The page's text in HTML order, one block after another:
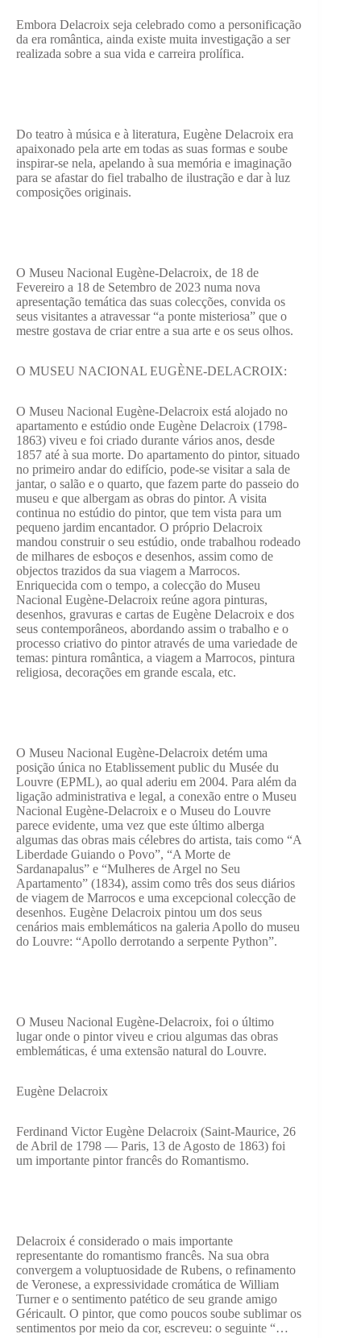
Embora Delacroix seja celebrado como a personificação
da era romântica, ainda existe muita investigação a ser
realizada sobre a sua vida e carreira prolífica.
Do teatro à música e à literatura, Eugène Delacroix era
apaixonado pela arte em todas as suas formas e soube
inspirar-se nela, apelando à sua memória e imaginação
para se afastar do fiel trabalho de ilustração e dar à luz
composições originais.
O Museu Nacional Eugène-Delacroix, de 18 de
Fevereiro a 18 de Setembro de 2023 numa nova
apresentação temática das suas colecções, convida os
seus visitantes a atravessar “a ponte misteriosa” que o
mestre gostava de criar entre a sua arte e os seus olhos.
O MUSEU NACIONAL EUGÈNE-DELACROIX:
O Museu Nacional Eugène-Delacroix está alojado no
apartamento e estúdio onde Eugène Delacroix (1798-
1863) viveu e foi criado durante vários anos, desde
1857 até à sua morte. Do apartamento do pintor, situado
no primeiro andar do edifício, pode-se visitar a sala de
jantar, o salão e o quarto, que fazem parte do passeio do
museu e que albergam as obras do pintor. A visita
continua no estúdio do pintor, que tem vista para um
pequeno jardim encantador. O próprio Delacroix
mandou construir o seu estúdio, onde trabalhou rodeado
de milhares de esboços e desenhos, assim como de
objectos trazidos da sua viagem a Marrocos.
Enriquecida com o tempo, a colecção do Museu
Nacional Eugène-Delacroix reúne agora pinturas,
desenhos, gravuras e cartas de Eugène Delacroix e dos
seus contemporâneos, abordando assim o trabalho e o
processo criativo do pintor através de uma variedade de
temas: pintura romântica, a viagem a Marrocos, pintura
religiosa, decorações em grande escala, etc.
O Museu Nacional Eugène-Delacroix detém uma
posição única no Etablissement public du Musée du
Louvre (EPML), ao qual aderiu em 2004. Para além da
ligação administrativa e legal, a conexão entre o Museu
Nacional Eugène-Delacroix e o Museu do Louvre
parece evidente, uma vez que este último alberga
algumas das obras mais célebres do artista, tais como “A
Liberdade Guiando o Povo”, “A Morte de
Sardanapalus” e “Mulheres de Argel no Seu
Apartamento” (1834), assim como três dos seus diários
de viagem de Marrocos e uma excepcional colecção de
desenhos. Eugène Delacroix pintou um dos seus
cenários mais emblemáticos na galeria Apollo do museu
do Louvre: “Apollo derrotando a serpente Python”.
O Museu Nacional Eugène-Delacroix, foi o último
lugar onde o pintor viveu e criou algumas das obras
emblemáticas, é uma extensão natural do Louvre.
Eugène Delacroix
Ferdinand Victor Eugène Delacroix (Saint-Maurice, 26
de Abril de 1798 — Paris, 13 de Agosto de 1863) foi
um importante pintor francês do Romantismo.
Delacroix é considerado o mais importante
representante do romantismo francês. Na sua obra
convergem a voluptuosidade de Rubens, o refinamento
de Veronese, a expressividade cromática de William
Turner e o sentimento patético de seu grande amigo
Géricault. O pintor, que como poucos soube sublimar os
sentimentos por meio da cor, escreveu: o seguinte “…